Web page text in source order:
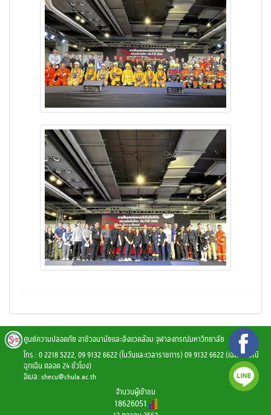
ศูนย์ความปลอดภัย อาชีวอนามัยและสิ่งแวดล้อม จุฬาลงกรณ์มหาวิทยาลัย
โทร.: 0 2218 5222, 09 9132 6622 (ในวันและเวลาราชการ) 09 9132 6622 (เฉพาะกรณี
ฉุกเฉิน ตลอด 24 ชั่วโมง)
อีเมล: shecu@chula.ac.th
จำนวนผู้เข้าชม
18626051